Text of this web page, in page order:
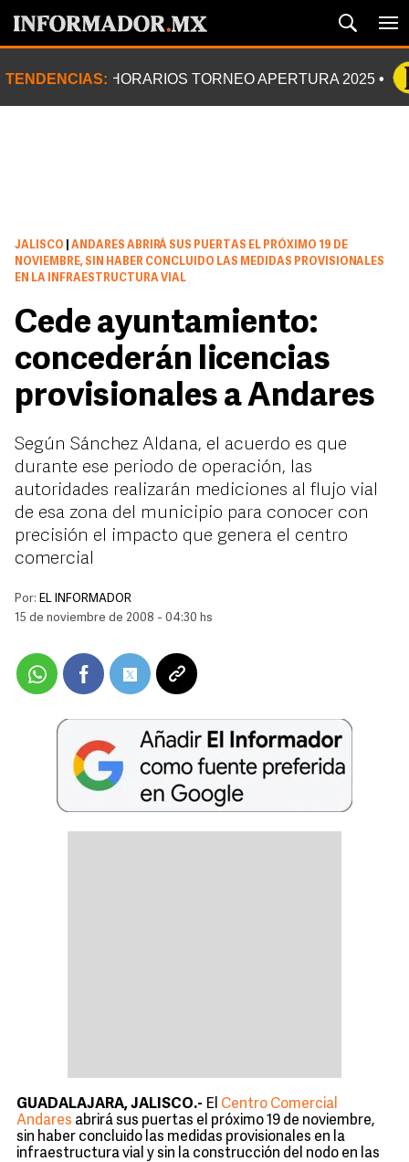
TENDENCIAS: HORARIOS TORNEO APERTURA 2025
JALISCO
ANDARES ABRIRÁ SUS PUERTAS EL PRÓXIMO 19 DE
NOVIEMBRE, SIN HABER CONCLUIDO LAS MEDIDAS PROVISIONALES
EN LA INFRAESTRUCTURA VIAL
Cede ayuntamiento:
concederán licencias
provisionales a Andares
Según Sánchez Aldana, el acuerdo es que
durante ese periodo de operación, las
autoridades realizarán mediciones al flujo vial
de esa zona del municipio para conocer con
precisión el impacto que genera el centro
comercial
Por: EL INFORMADOR
15 de noviembre de 2008 - 04:30 hs
GUADALAJARA, JALISCO.- El Centro Comercial
Andares abrirá sus puertas el próximo 19 de noviembre,
sin haber concluido las medidas provisionales en la
infraestructura vial y sin la construcción del nodo en las